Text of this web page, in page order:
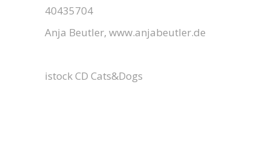
40435704
Anja Beutler, www.anjabeutler.de
istock CD Cats&Dogs